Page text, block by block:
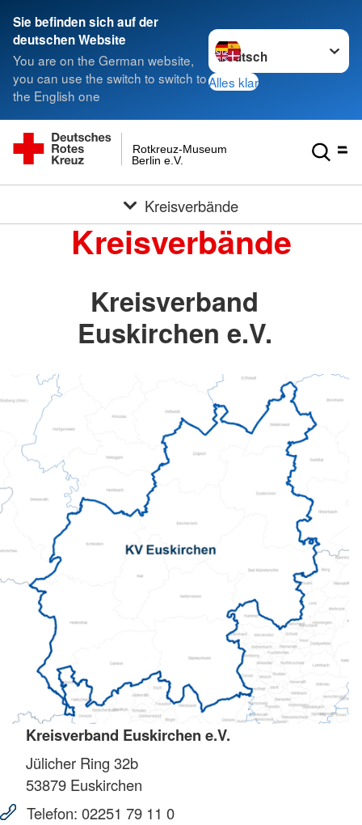
Sie befinden sich auf der
deutschen Website
You are on the German website,
you can use the switch to switch to
the English one
Sprache wechseln zu
Alles klar
Berlin e.V.
Rotkreuz-Museum
Kreisverbände
Kreisverbände
Kreisverband
Euskirchen e.V.
Kreisverband Euskirchen e.V.
Jülicher Ring 32b
53879 Euskirchen
Telefon: 02251 79 11 0